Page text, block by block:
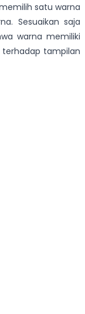
satu warna
Sesuaikan saja
warna memiliki
tampilan